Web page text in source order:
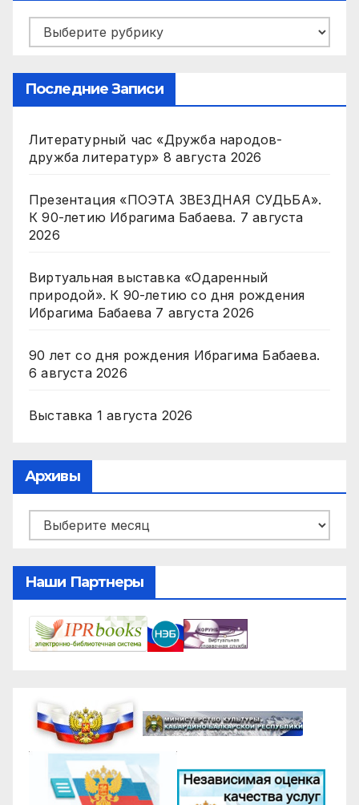
Рубрики
Последние Записи
Литературный час «Дружба народов-
дружба литератур» 8 августа 2026
Презентация «ПОЭТА ЗВЕЗДНАЯ СУДЬБА».
К 90-летию Ибрагима Бабаева. 7 августа
2026
Виртуальная выставка «Одаренный
природой». К 90-летию со дня рождения
Ибрагима Бабаева 7 августа 2026
90 лет со дня рождения Ибрагима Бабаева.
6 августа 2026
Выставка 1 августа 2026
Архивы
Архивы
Наши Партнеры